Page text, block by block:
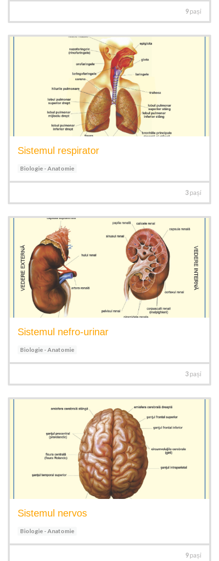
9pași
Sistemul respirator
Biologie - Anatomie
3pași
Sistemul nefro-urinar
Biologie - Anatomie
3pași
Sistemul nervos
Biologie - Anatomie
9pași